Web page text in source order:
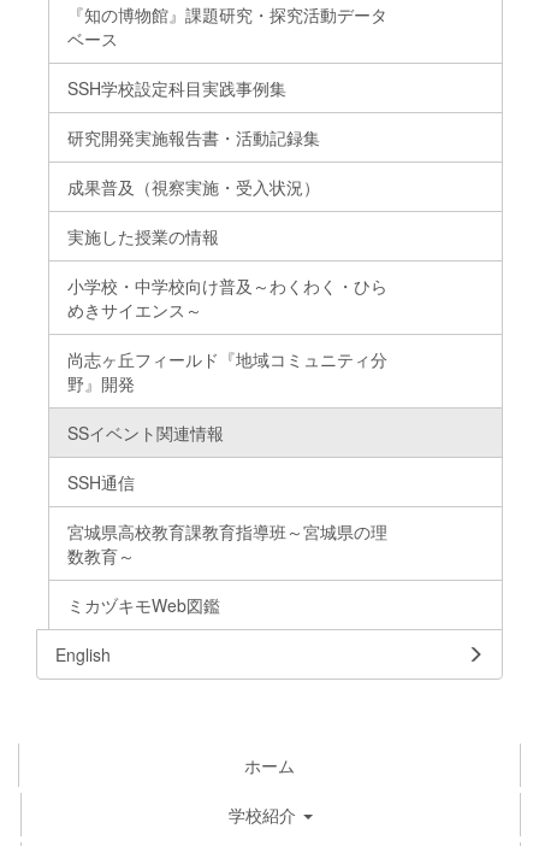
『知の博物館』課題研究・探究活動データ
ベース
SSH学校設定科目実践事例集
研究開発実施報告書・活動記録集
成果普及（視察実施・受入状況）
実施した授業の情報
小学校・中学校向け普及～わくわく・ひら
めきサイエンス～
尚志ヶ丘フィールド『地域コミュニティ分
野』開発
SSイベント関連情報
SSH通信
宮城県高校教育課教育指導班～宮城県の理
数教育～
ミカヅキモWeb図鑑
English
ホーム
学校紹介